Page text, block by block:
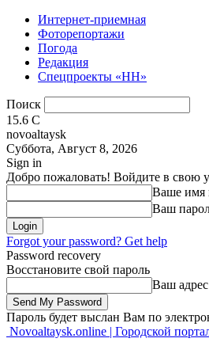
Интернет-приемная
Фоторепортажи
Погода
Редакция
Спецпроекты «НН»
Поиск
15.6 C
novoaltaysk
Суббота, Август 8, 2026
Sign in
Добро пожаловать! Войдите в свою
Ваше имя
Ваш
Forgot your password? Get help
Password recovery
Восстановите свой пароль
Ваш
Пароль будет выслан Вам по
Novoaltaysk.online | Городской